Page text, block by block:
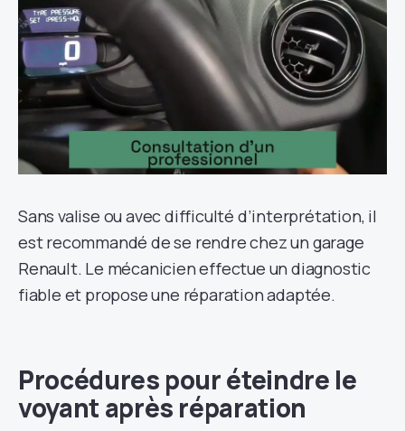
Sans valise ou avec difficulté d’interprétation, il
est recommandé de se rendre chez un garage
Renault. Le mécanicien effectue un diagnostic
fiable et propose une réparation adaptée.
Procédures pour éteindre le
voyant après réparation